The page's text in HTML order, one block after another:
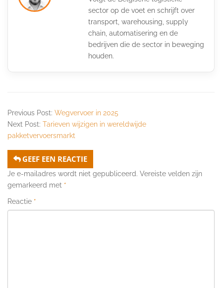
sector op de voet en schrijft over
transport, warehousing, supply
chain, automatisering en de
bedrijven die de sector in beweging
houden.
Previous Post: Wegvervoer in 2025
Next Post: Tarieven wijzigen in wereldwijde
pakketvervoersmarkt
GEEF EEN REACTIE
Je e-mailadres wordt niet gepubliceerd. Vereiste velden zijn
gemarkeerd met *
Reactie *